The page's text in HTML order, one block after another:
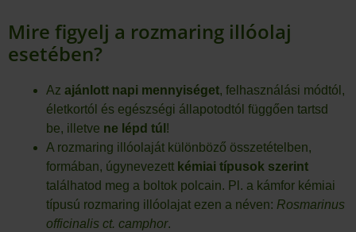
Mire figyelj a rozmaring illóolaj
esetében?
Az ajánlott napi mennyiséget, felhasználási módtól,
életkortól és egészségi állapotodtól függően tartsd
be, illetve ne lépd túl !
A rozmaring illóolaját különböző összetételben,
formában, úgynevezett kémiai típusok szerint
találhatod meg a boltok polcain. Pl. a kámfor kémiai
típusú rozmaring illóolajat ezen a néven: Rosmarinus
officinalis ct. camphor.